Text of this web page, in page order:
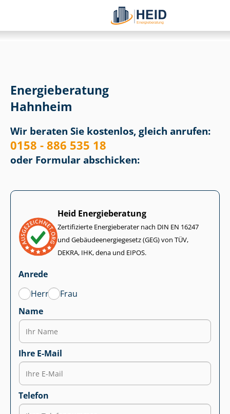
Energieberatung
Hahnheim
Wir beraten Sie kostenlos, gleich anrufen:
0158 - 886 535 18
oder Formular abschicken:
Heid Energieberatung
Zertifizierte Energieberater nach DIN EN 16247
und Ge­bäu­de­en­er­gie­ge­setz (GEG) von TÜV,
DEKRA, IHK, dena und EIPOS.
Anrede
Herr
Frau
Name
Ihre E-Mail
Telefon